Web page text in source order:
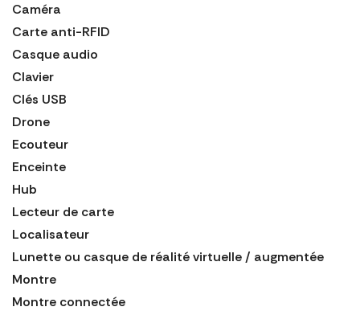
Caméra
Carte anti-RFID
Casque audio
Clavier
Clés USB
Drone
Ecouteur
Enceinte
Hub
Lecteur de carte
Localisateur
Lunette ou casque de réalité virtuelle / augmentée
Montre
Montre connectée